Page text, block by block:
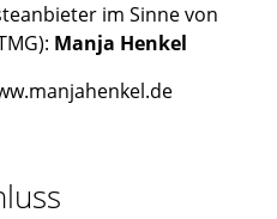
im Sinne von
Manja Henkel